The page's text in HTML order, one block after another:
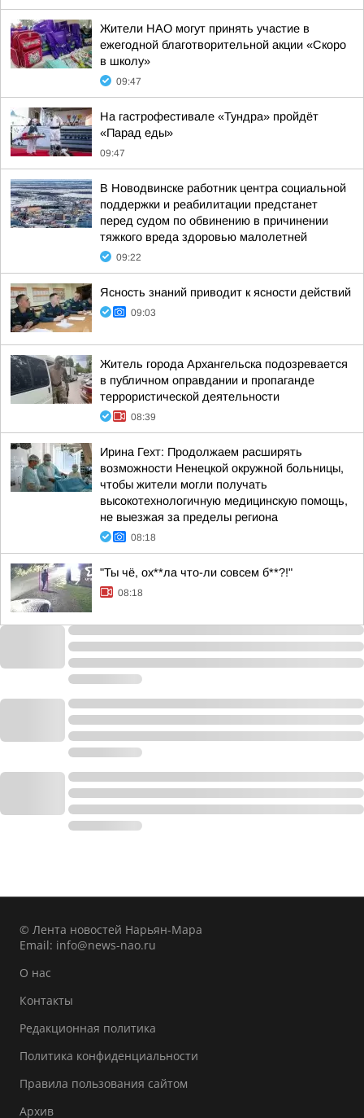
Жители НАО могут принять участие в
ежегодной благотворительной акции «Скоро
в школу»
09:47
На гастрофестивале «Тундра» пройдёт
«Парад еды»
09:47
В Новодвинске работник центра социальной
поддержки и реабилитации предстанет
перед судом по обвинению в причинении
тяжкого вреда здоровью малолетней
09:22
Ясность знаний приводит к ясности действий
09:03
Житель города Архангельска подозревается
в публичном оправдании и пропаганде
террористической деятельности
08:39
Ирина Гехт: Продолжаем расширять
возможности Ненецкой окружной больницы,
чтобы жители могли получать
высокотехнологичную медицинскую помощь,
не выезжая за пределы региона
08:18
"Ты чё, ох**ла что-ли совсем б**?!"
08:18
© Лента новостей Нарьян-Мара
Email: info@news-nao.ru
О нас
Контакты
Редакционная политика
Политика конфиденциальности
Правила пользования сайтом
Архив